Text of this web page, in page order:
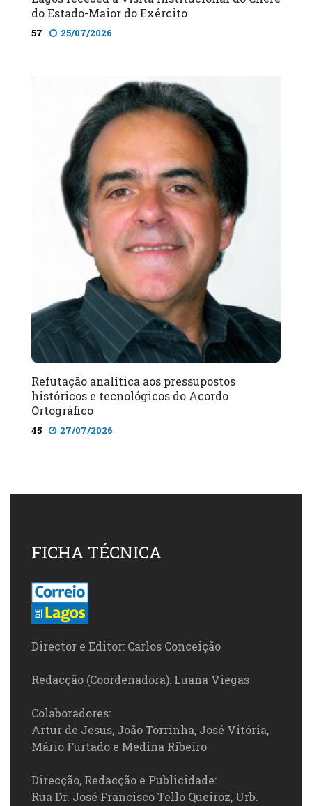
do Estado-Maior do Exército
57 25/07/2026
Refutação analítica aos pressupostos
históricos e tecnológicos do Acordo
Ortográfico
45 27/07/2026
FICHA TÉCNICA
Director e Editor: Carlos Conceição
Redacção (Coordenadora): Luana Viegas
Colaboradores:
Artur de Jesus, João Torrinha, José Vitória,
Mário Furtado e Medina Ribeiro
Direcção, Redacção e Publicidade:
Rua Dr. José Francisco Tello Queiroz, Urb.